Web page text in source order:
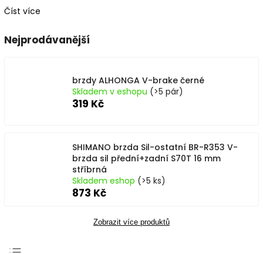
Číst více
Nejprodávanější
brzdy ALHONGA V-brake černé
Skladem v eshopu (>5 pár)
319 Kč
SHIMANO brzda Sil-ostatní BR-R353 V-
brzda sil přední+zadní S70T 16 mm
stříbrná
Skladem eshop (>5 ks)
873 Kč
Zobrazit více produktů